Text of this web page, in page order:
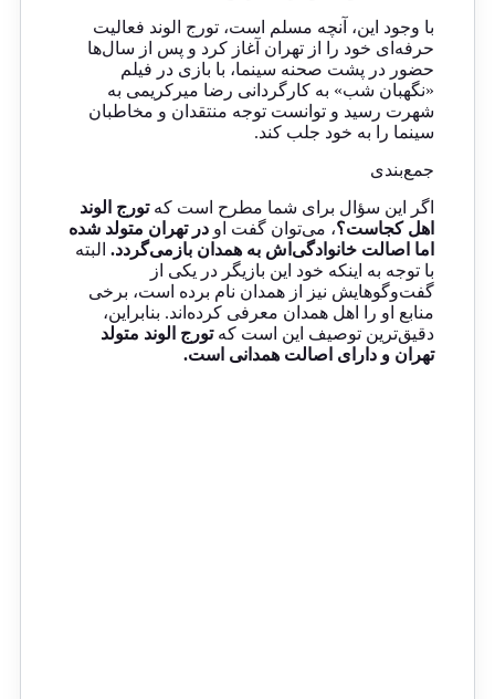
با وجود این، آنچه مسلم است، تورج الوند فعالیت
حرفه‌ای خود را از تهران آغاز کرد و پس از سال‌ها
حضور در پشت صحنه سینما، با بازی در فیلم
«نگهبان شب» به کارگردانی رضا میرکریمی به
شهرت رسید و توانست توجه منتقدان و مخاطبان
سینما را به خود جلب کند.
جمع‌بندی
اگر این سؤال برای شما مطرح است کهتورج الوند
اهل کجاست؟، می‌توان گفت اودر تهران متولد شده
اما اصالت خانوادگی‌اش به همدان بازمی‌گردد. البته
با توجه به اینکه خود این بازیگر در یکی از
گفت‌وگوهایش نیز از همدان نام برده است، برخی
منابع او را اهل همدان معرفی کرده‌اند. بنابراین،
دقیق‌ترین توصیف این است کهتورج الوند متولد
تهران و دارای اصالت همدانی است.